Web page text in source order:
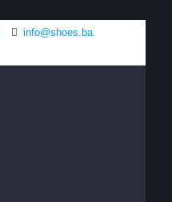
info@shoes.ba